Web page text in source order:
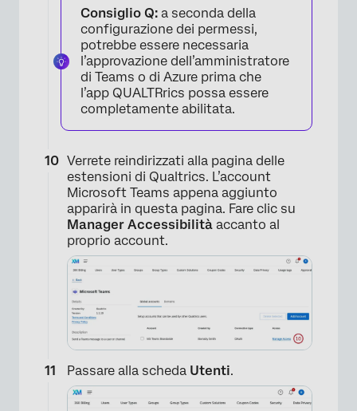
×
×
Consiglio Q: a seconda della
configurazione dei permessi,
potrebbe essere necessaria
l’approvazione dell’amministratore
di Teams o di Azure prima che
l’app QUALTRrics possa essere
completamente abilitata.
Verrete reindirizzati alla pagina delle
estensioni di Qualtrics. L’account
Microsoft Teams appena aggiunto
apparirà in questa pagina. Fare clic su
Manager Accessibilità accanto al
proprio account.
Passare alla scheda Utenti.